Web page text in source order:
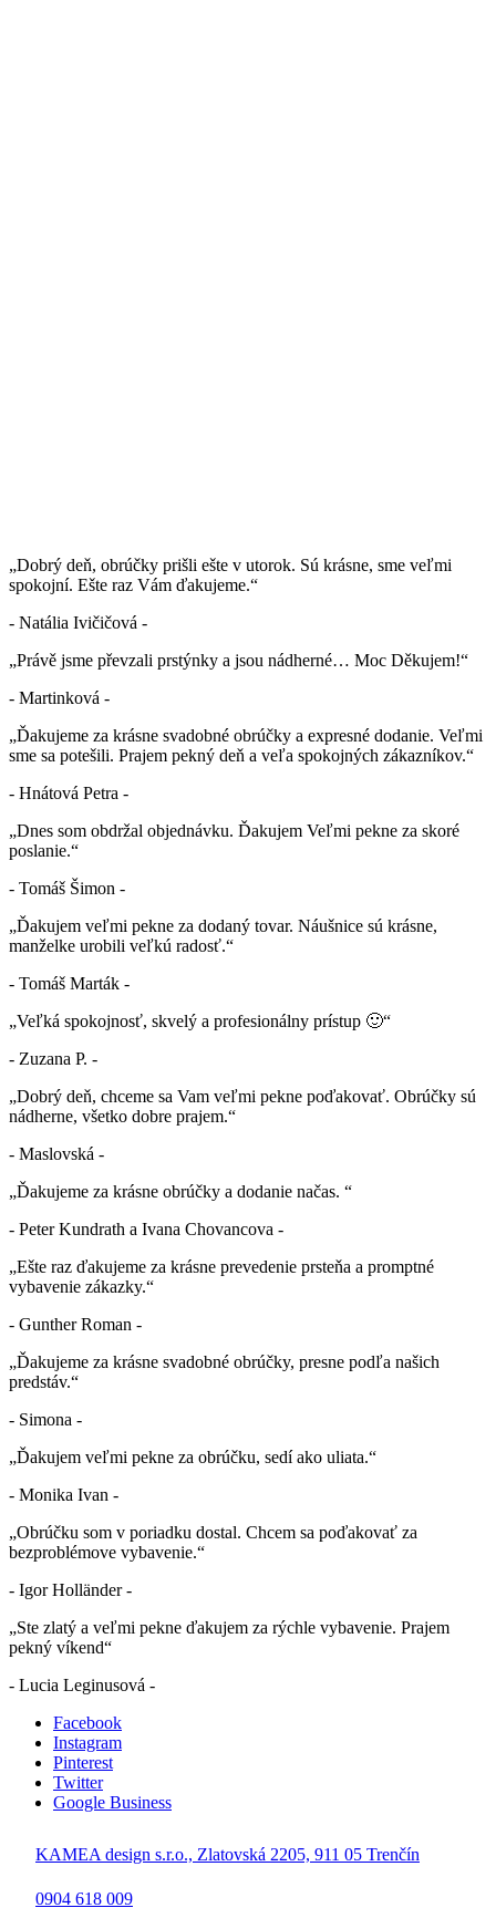
„Dobrý deň, obrúčky prišli ešte v utorok. Sú krásne, sme veľmi
spokojní. Ešte raz Vám ďakujeme.“
- Natália Ivičičová -
„Právě jsme převzali prstýnky a jsou nádherné… Moc Děkujem!“
- Martinková -
„Ďakujeme za krásne svadobné obrúčky a expresné dodanie. Veľmi
sme sa potešili. Prajem pekný deň a veľa spokojných zákazníkov.“
- Hnátová Petra -
„Dnes som obdržal objednávku. Ďakujem Veľmi pekne za skoré
poslanie.“
- Tomáš Šimon -
„Ďakujem veľmi pekne za dodaný tovar. Náušnice sú krásne,
manželke urobili veľkú radosť.“
- Tomáš Marták -
„Veľká spokojnosť, skvelý a profesionálny prístup 🙂“
- Zuzana P. -
„Dobrý deň, chceme sa Vam veľmi pekne poďakovať. Obrúčky sú
nádherne, všetko dobre prajem.“
- Maslovská -
„Ďakujeme za krásne obrúčky a dodanie načas. “
- Peter Kundrath a Ivana Chovancova -
„Ešte raz ďakujeme za krásne prevedenie prsteňa a promptné
vybavenie zákazky.“
- Gunther Roman -
„Ďakujeme za krásne svadobné obrúčky, presne podľa našich
predstáv.“
- Simona -
„Ďakujem veľmi pekne za obrúčku, sedí ako uliata.“
- Monika Ivan -
„Obrúčku som v poriadku dostal. Chcem sa poďakovať za
bezproblémove vybavenie.“
- Igor Holländer -
„Ste zlatý a veľmi pekne ďakujem za rýchle vybavenie. Prajem
pekný víkend“
- Lucia Leginusová -
Facebook
Instagram
Pinterest
Twitter
Google Business
KAMEA design s.r.o., Zlatovská 2205, 911 05 Trenčín
0904 618 009